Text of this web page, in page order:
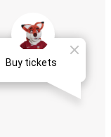
vuoden